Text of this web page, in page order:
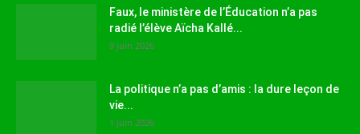
Faux, le ministère de l’Éducation n’a pas
radié l’élève Aïcha Kallé...
9 juin 2026
La politique n’a pas d’amis : la dure leçon de
vie...
1 juin 2026